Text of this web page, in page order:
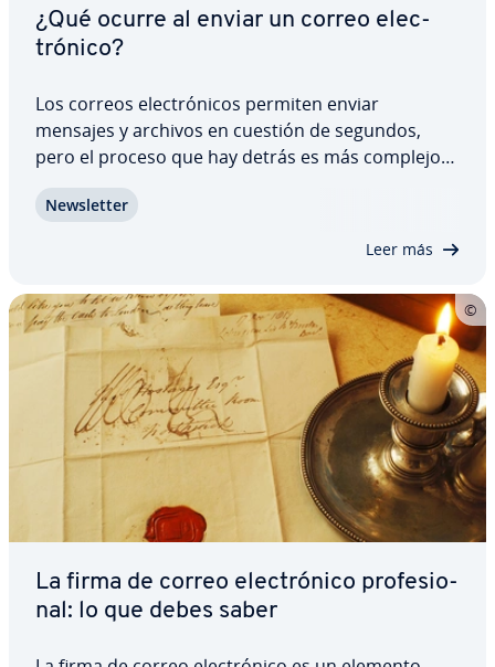
¿Qué ocurre al enviar un correo ele­c­
tró­ni­co?
Los correos ele­c­tró­ni­cos permiten enviar
mensajes y archivos en cuestión de segundos,
pero el proceso que hay detrás es más complejo
mensaje llega al buzón del de­s­ti­na­ta­rio in­te­r­vie­nen
Ne­w­s­le­t­ter
Leer más
La firma de correo ele­c­tró­ni­co pro­fe­sio­
nal: lo que debes saber